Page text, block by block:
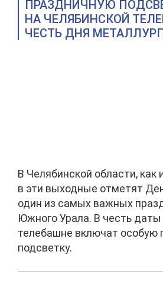
ПРАЗДНИЧНУЮ
НА ЧЕЛЯБИНСКОЙ
ЧЕСТЬ ДНЯ
В Челябинской области, как
в эти выходные отметят
один из самых важных
Южного Урала. В честь даты
телебашне включат особую
подсветку.